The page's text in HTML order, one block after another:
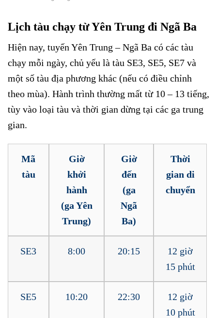
Lịch tàu chạy từ Yên Trung đi Ngã Ba
Hiện nay, tuyến Yên Trung – Ngã Ba có các tàu
chạy mỗi ngày, chủ yếu là tàu SE3, SE5, SE7 và
một số tàu địa phương khác (nếu có điều chỉnh
theo mùa). Hành trình thường mất từ 10 – 13 tiếng,
tùy vào loại tàu và thời gian dừng tại các ga trung
gian.
Mã
tàu
Giờ
khởi
hành
(ga Yên
Trung)
Giờ
đến
(ga
Ngã
Ba)
Thời
gian di
chuyển
SE3 8:00 20:15
12 giờ
15 phút
SE5 10:20 22:30
12 giờ
10 phút